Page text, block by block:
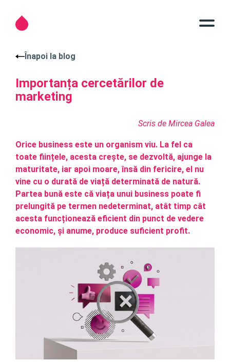
Înapoi la blog
Importanța cercetărilor de
marketing
Scris de Mircea Galea
Orice business este un organism viu. La fel ca
toate ființele, acesta crește, se dezvoltă, ajunge la
maturitate, iar apoi moare, însă din fericire, el nu
vine cu o durată de viață determinată de natură.
Partea bună este că viața unui business poate fi
prelungită pe termen nedeterminat, atât timp cât
acesta funcționează eficient din punct de vedere
economic, și anume, produce suficient profit.